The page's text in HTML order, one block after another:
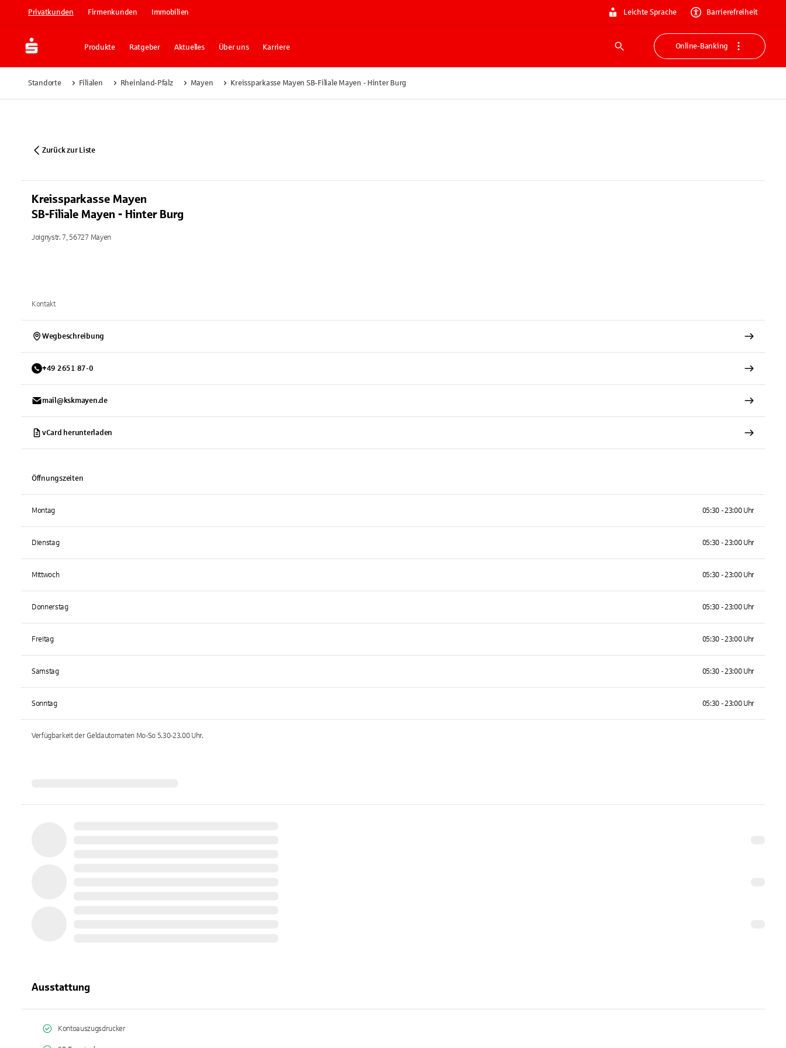
Privatkunden Firmenkunden Immobilien Leichte Sprache Barrierefreiheit
Produkte Ratgeber Aktuelles Über uns Karriere
Suche
Online-Banking
Standorte Filialen Rheinland-Pfalz Mayen Kreissparkasse Mayen SB-Filiale Mayen - Hinter Burg
Zurück zur Liste
Kreissparkasse Mayen
SB-Filiale Mayen - Hinter Burg
Joignystr. 7, 56727 Mayen
Kontakt
Wegbeschreibung
+49 2651 87-0
mail@kskmayen.de
vCard herunterladen
Öffnungszeiten
Montag 05:30 - 23:00 Uhr
Dienstag 05:30 - 23:00 Uhr
Mittwoch 05:30 - 23:00 Uhr
Donnerstag 05:30 - 23:00 Uhr
Freitag 05:30 - 23:00 Uhr
Samstag 05:30 - 23:00 Uhr
Sonntag 05:30 - 23:00 Uhr
Verfügbarkeit der Geldautomaten Mo-So 5.30-23.00Uhr.
Ausstattung
Kontoauszugsdrucker